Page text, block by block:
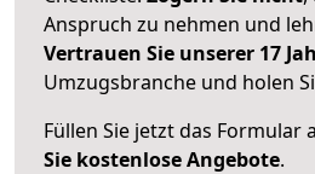
Anspruch zu nehmen und
Vertrauen Sie unserer 17
Umzugsbranche und holen
Füllen Sie jetzt das Formular
Sie kostenlose Angebote.